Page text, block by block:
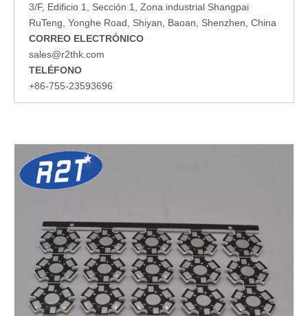
3/F, Edificio 1, Sección 1, Zona industrial Shangpai
RuTeng, Yonghe Road, Shiyan, Baoan, Shenzhen, China
CORREO ELECTRÓNICO
sales@r2thk.com
TELÉFONO
+86-755-23593696